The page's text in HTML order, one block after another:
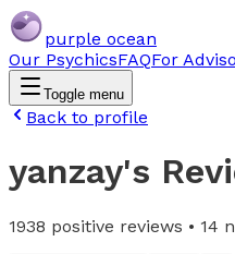
purple ocean
Our PsychicsFAQFor
Toggle menu
Back to profile
yanzay's
1938 positive reviews • 14